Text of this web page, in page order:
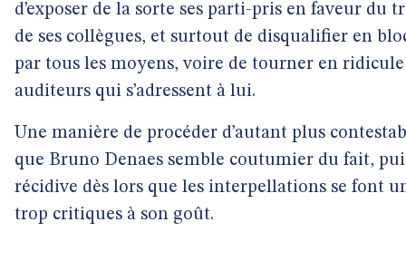
d’exposer de la sorte ses parti-pris en faveur du
de ses collègues, et surtout de disqualifier en
par tous les moyens, voire de tourner en ridicule
auditeurs qui s’adressent à lui.
Une manière de procéder d’autant plus
que Bruno Denaes semble coutumier du fait,
récidive dès lors que les interpellations se font
trop critiques à son goût.